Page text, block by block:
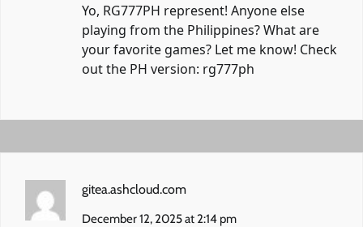
Yo, RG777PH represent! Anyone else
playing from the Philippines? What are
your favorite games? Let me know! Check
out the PH version: rg777ph
gitea.ashcloud.com
December 12, 2025 at 2:14 pm